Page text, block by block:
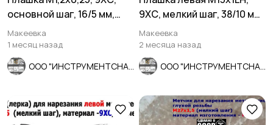
основной шаг, 16/5 мм,
ГОСТ 7740-71.
Макеевка
1 месяц назад
9ХС, мелкий шаг, 38/10 мм,
ГОСТ 7740-71
Макеевка
2 месяца назад